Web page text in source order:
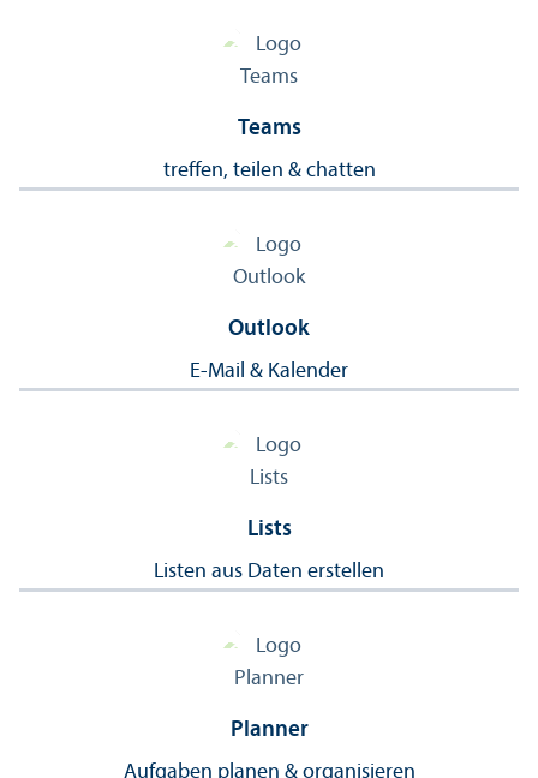
Teams
treffen, teilen & chatten
Outlook
E-Mail & Kalender
Lists
Listen aus Daten erstellen
Planner
Aufgaben planen & organisieren